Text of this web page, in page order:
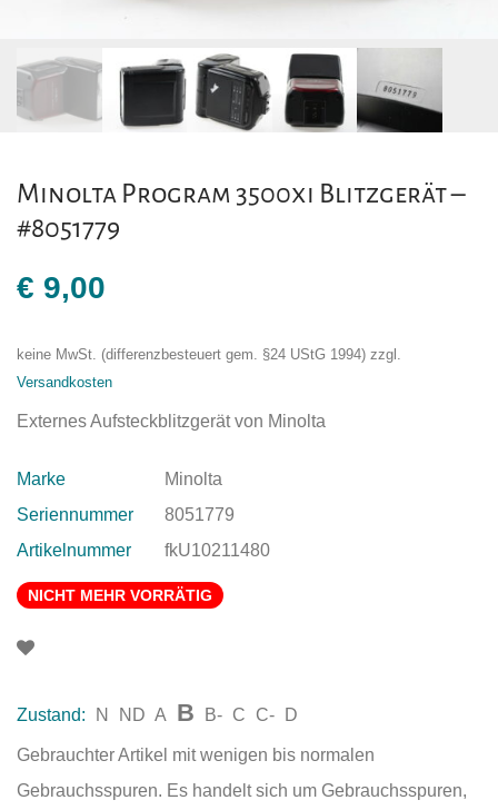
Minolta Program 3500xi Blitzgerät –
#8051779
€ 9,00
keine MwSt. (differenzbesteuert gem. §24 UStG 1994) zzgl.
Versandkosten
Externes Aufsteckblitzgerät von Minolta
Marke
Minolta
Seriennummer
8051779
Artikelnummer
fkU10211480
NICHT MEHR VORRÄTIG
Zustand: N ND A B B- C C- D
Gebrauchter Artikel mit wenigen bis normalen
Gebrauchsspuren. Es handelt sich um Gebrauchsspuren,